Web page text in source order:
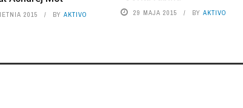
2015 BYAKTIVO 29 MAJA 2015 BY AKTIVO